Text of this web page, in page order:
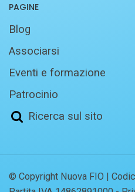
PAGINE
Blog
Associarsi
Eventi e formazione
Patrocinio
Ricerca sul sito
© Copyright Nuova FIO |